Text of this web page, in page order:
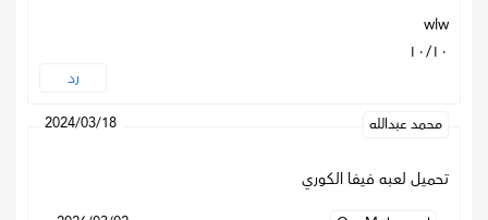
wlw
١٠/١٠
رد
محمد عبدالله 2024/03/18
تحميل لعبه فيفا الكوري